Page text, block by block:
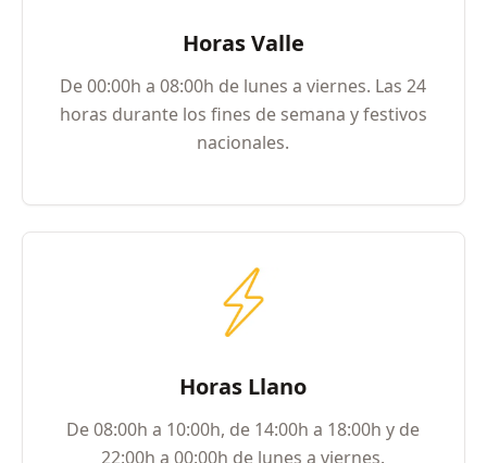
Horas Valle
De 00:00h a 08:00h de lunes a viernes. Las 24
horas durante los fines de semana y festivos
nacionales.
Horas Llano
De 08:00h a 10:00h, de 14:00h a 18:00h y de
22:00h a 00:00h de lunes a viernes.